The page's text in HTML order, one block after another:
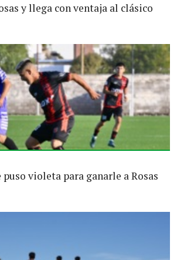
y llega con ventaja al clásico
violeta para ganarle a Rosas